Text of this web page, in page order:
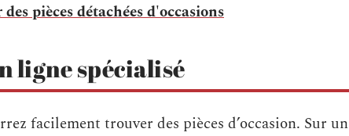
pièces détachées d'occasions
ligne spécialisé
facilement trouver des pièces d’occasion. Sur un